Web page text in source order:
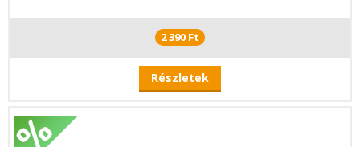
2 390 Ft
Részletek